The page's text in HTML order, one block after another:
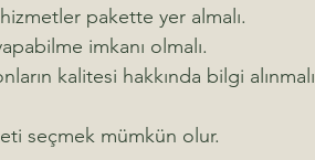
pakette yer almalı.
imkanı olmalı.
kalitesi hakkında bilgi
seçmek mümkün olur.